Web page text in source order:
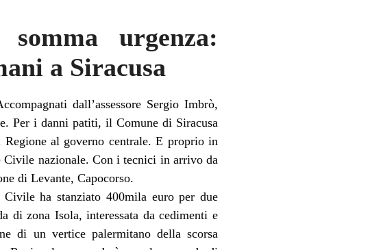
urgenza:
a Siracusa
dall’assessore Sergio Imbrò,
Per i danni patiti, il Comune di Siracusa
al governo centrale. E proprio in
Civile nazionale. Con i tecnici in arrivo da
di Levante, Capocorso.
ha stanziato 400mila euro per due
di zona Isola, interessata da cedimenti e
di un vertice palermitano della scorsa